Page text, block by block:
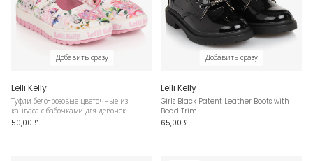
Добавить сразу
Lelli Kelly
Туфли бело-розовые цветочные из
канваса с бабочками для девочек
50,00 £
Добавить сразу
Lelli Kelly
Girls Black Patent Leather Boots with
Bead Trim
65,00 £